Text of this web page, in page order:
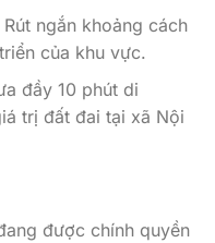
Rút ngắn khoảng cách
của khu vực.
đầy 10 phút di
trị đất đai tại xã Nội
được chính quyền